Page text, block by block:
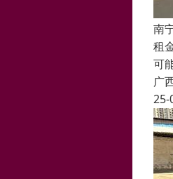
南
租
可
广
25-